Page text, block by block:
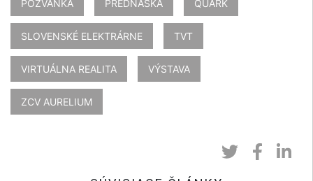
POZVÁNKA PREDNÁŠKA QUARK
SLOVENSKÉ ELEKTRÁRNE TVT
VIRTUÁLNA REALITA VÝSTAVA
ZCV AURELIUM